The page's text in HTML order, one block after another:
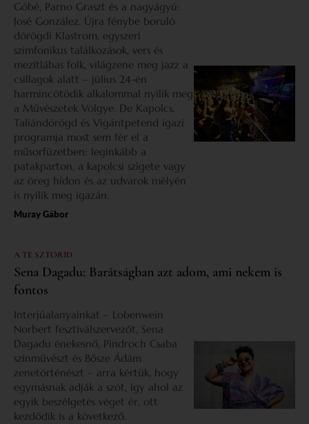
Góbé, Parno Graszt és a nagyágyú:
José González. Újra fénybe boruló
dörögdi Klastrom, egyszeri
szimfonikus találkozások, vers és
mezítlábas folk, világzene meg jazz a
csillagok alatt – július 24-én
harmincötödik alkalommal nyílik meg
a Művészetek Völgye. De Kapolcs,
Taliándörögd és Vigántpetend igazi
programja most sem fér el a
műsorfüzetben: leginkább a
patakparton, a kapolcsi szigete vagy
az öreg hídon és az udvarok mélyén
is nyílik meg igazán.
Muray Gábor
A TE SZTORID
Sena Dagadu: Barátságban azt adom, ami nekem is
fontos
Interjúalanyainkat – Lobenwein
Norbert fesztiválszervezőt, Sena
Dagadu énekesnő, Pindroch Csaba
színművészt és Bősze Ádám
zenetörténészt – arra kértük, hogy
egymásnak adják a szót, így ahol az
egyik beszélgetés véget ér, ott
kezdődik is a következő.